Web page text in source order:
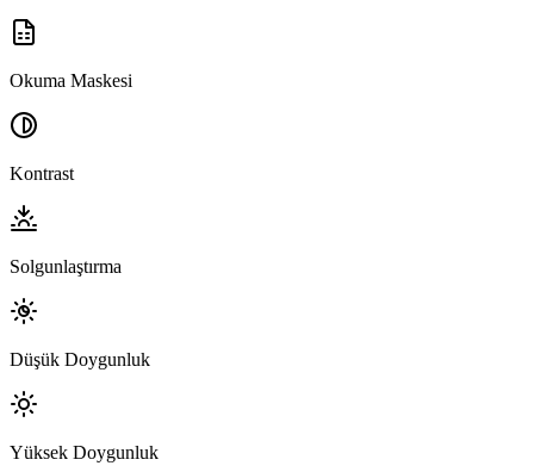
Okuma Maskesi
Kontrast
Solgunlaştırma
Düşük Doygunluk
Yüksek Doygunluk